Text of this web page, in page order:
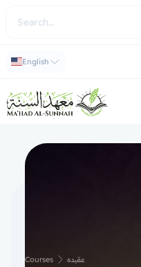
English
Courses عقیده